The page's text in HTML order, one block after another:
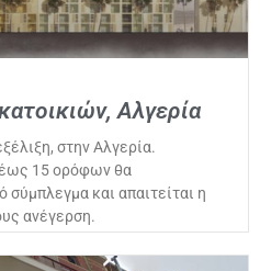
Αλγερία
στην Αλγερία.
15 ορόφων θα
σύμπλεγμα και απαιτείται η
ανέγερση.